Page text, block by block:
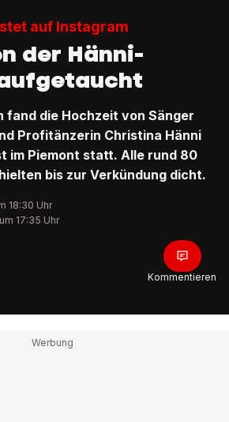
auf Instagram
der Hänni-
fand die Hochzeit von Sänger
Profitänzerin Christina Hänni
im Piemont statt. Alle rund 80
bis zur Verkündung dicht.
18:30 Uhr
17:35 Uhr
Kommentieren